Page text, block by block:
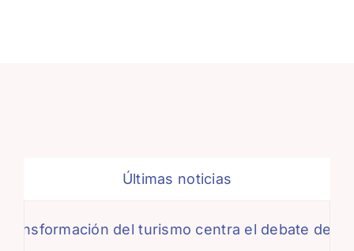
Últimas noticias
del turismo centra el debate de la XIII